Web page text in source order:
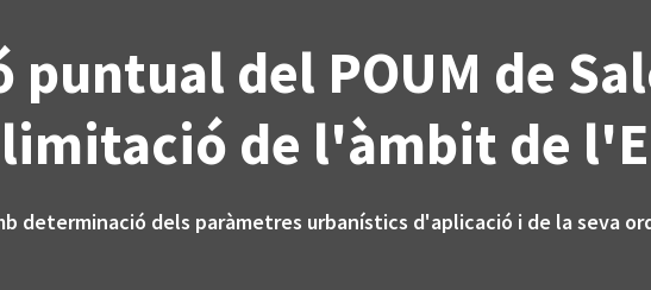
puntual del POUM de
de l'àmbit de
determinació dels paràmetres urbanístics d'aplicació i de la seva